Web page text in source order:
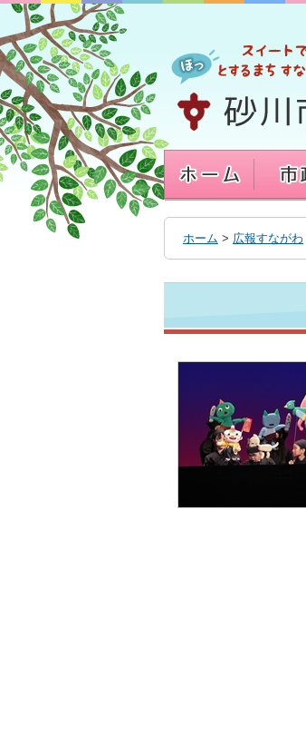
へ
移
動
す
る
ホーム > 広報すながわ